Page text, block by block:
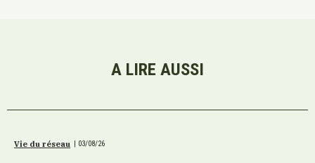
A LIRE AUSSI
Vie du réseau 03/08/26